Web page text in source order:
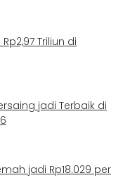
Triliun di
jadi Terbaik di
jadi Rp18.029 per